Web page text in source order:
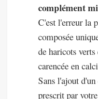
complément
C'est l'erreur la
composée
de haricots
carencée en
Sans l'ajout
prescrit par